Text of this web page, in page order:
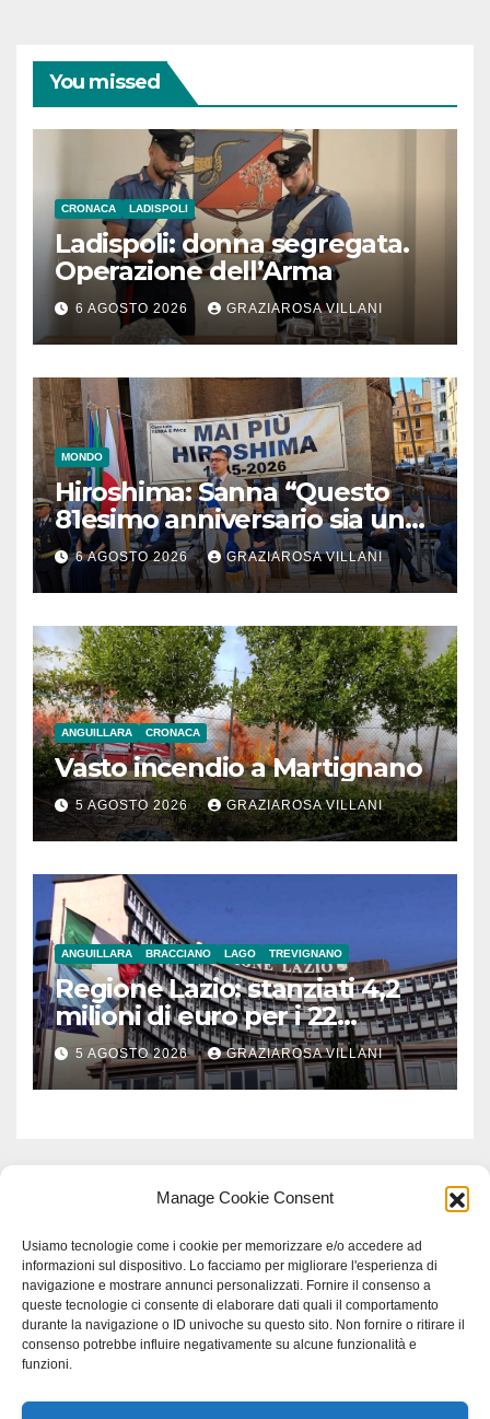
Manage Cookie Consent
Usiamo tecnologie come i cookie per memorizzare e/o accedere ad
informazioni sul dispositivo. Lo facciamo per migliorare l'esperienza di
navigazione e mostrare annunci personalizzati. Fornire il consenso a
queste tecnologie ci consente di elaborare dati quali il comportamento
durante la navigazione o ID univoche su questo sito. Non fornire o ritirare il
consenso potrebbe influire negativamente su alcune funzionalità e
funzioni.
You missed
CRONACA LADISPOLI
Ladispoli: donna segregata.
Operazione dell’Arma
6 AGOSTO 2026 GRAZIAROSA VILLANI
MONDO
Hiroshima: Sanna “Questo
81esimo anniversario sia un
monito per tutti”
6 AGOSTO 2026 GRAZIAROSA VILLANI
ANGUILLARA CRONACA
Vasto incendio a Martignano
5 AGOSTO 2026 GRAZIAROSA VILLANI
ANGUILLARA BRACCIANO LAGO TREVIGNANO
Regione Lazio: stanziati 4,2
milioni di euro per i 22
Comuni dell’Etruria
Meridionale
5 AGOSTO 2026 GRAZIAROSA VILLANI